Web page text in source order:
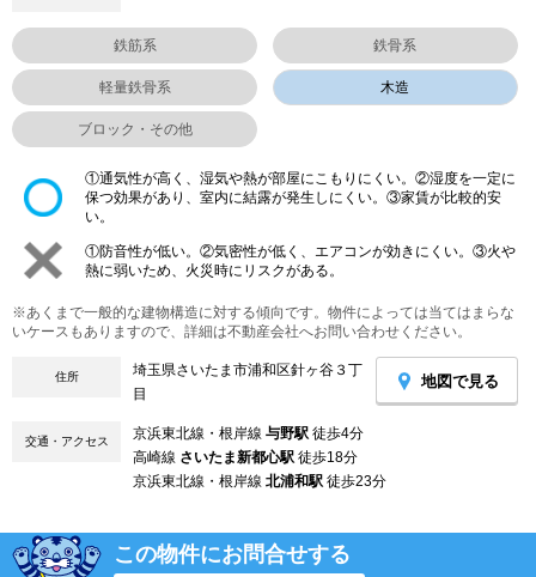
鉄筋系 鉄骨系
軽量鉄骨系 木造
ブロック・その他
①通気性が高く、湿気や熱が部屋にこもりにくい。②湿度を一定に
保つ効果があり、室内に結露が発生しにくい。③家賃が比較的安
い。
①防音性が低い。②気密性が低く、エアコンが効きにくい。③火や
熱に弱いため、火災時にリスクがある。
※あくまで一般的な建物構造に対する傾向です。物件によっては当てはまらな
いケースもありますので、詳細は不動産会社へお問い合わせください。
住所
埼玉県さいたま市浦和区針ヶ谷３丁
目
地図で見る
交通・アクセス 京浜東北線・根岸線 与野駅 徒歩4分
高崎線 さいたま新都心駅 徒歩18分
京浜東北線・根岸線 北浦和駅 徒歩23分
この物件にお問合せする